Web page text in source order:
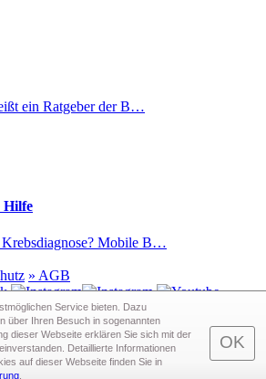
ein Ratgeber der B…
Hilfe
Krebsdiagnose? Mobile B…
» AGB
Alle 8 · 19053 Schwerin
· Fax: 0385 - 63 83 279 · Mail:
Service bieten. Dazu
über Ihren Besuch in sogenann­ten
dieser Webseite erklären Sie sich mit der
Detaillierte Informationen
auf dieser Webseite finden Sie in
OK